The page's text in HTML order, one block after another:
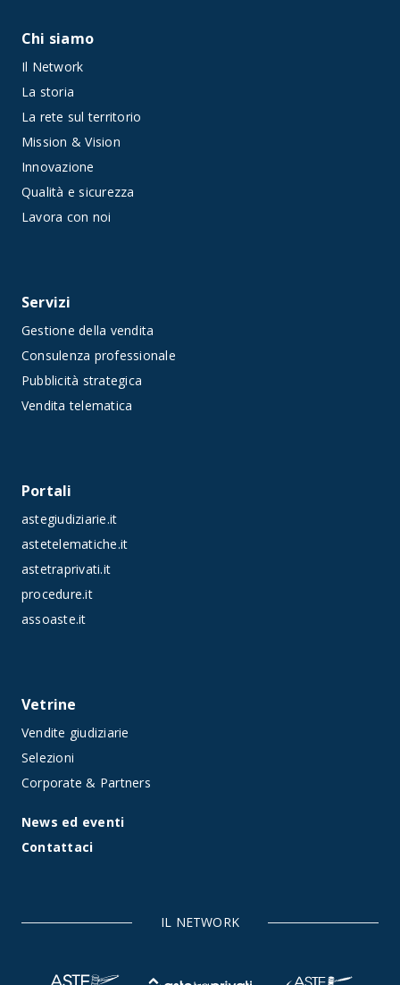
Chi siamo
Il Network
La storia
La rete sul territorio
Mission & Vision
Innovazione
Qualità e sicurezza
Lavora con noi
Servizi
Gestione della vendita
Consulenza professionale
Pubblicità strategica
Vendita telematica
Portali
astegiudiziarie.it
astetelematiche.it
astetraprivati.it
procedure.it
assoaste.it
Vetrine
Vendite giudiziarie
Selezioni
Corporate & Partners
News ed eventi
Contattaci
IL NETWORK